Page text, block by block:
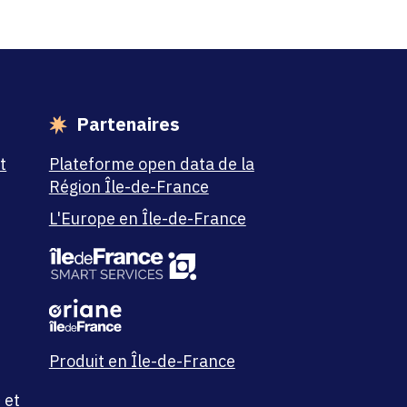
et
Partenaires
Plateforme open data de la
Région Île-de-France
L'Europe en Île-de-France
Produit en Île-de-France